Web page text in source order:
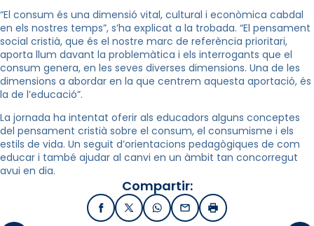
“El consum és una dimensió vital, cultural i econòmica cabdal
en els nostres temps”, s’ha explicat a la trobada. “El pensament
social cristià, que és el nostre marc de referència prioritari,
aporta llum davant la problemàtica i els interrogants que el
consum genera, en les seves diverses dimensions. Una de les
dimensions a abordar en la que centrem aquesta aportació, és
la de l’educació”.
La jornada ha intentat oferir als educadors alguns conceptes
del pensament cristià sobre el consum, el consumisme i els
estils de vida. Un seguit d’orientacions pedagògiques de com
educar i també ajudar al canvi en un àmbit tan concorregut
avui en dia.
Compartir:
FacebookX / TwitterWhatsApp
EmailImprimir